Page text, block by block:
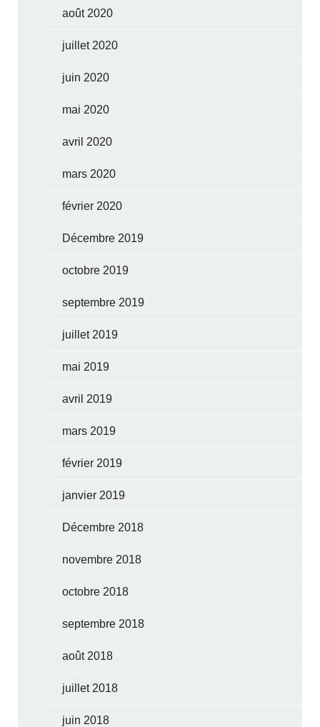
août 2020
juillet 2020
juin 2020
mai 2020
avril 2020
mars 2020
février 2020
Décembre 2019
octobre 2019
septembre 2019
juillet 2019
mai 2019
avril 2019
mars 2019
février 2019
janvier 2019
Décembre 2018
novembre 2018
octobre 2018
septembre 2018
août 2018
juillet 2018
juin 2018